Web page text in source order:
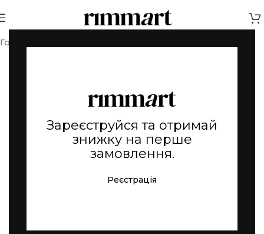
Зареєструйся та отримай
знижку на перше
замовлення.
Реєстрація
Головна